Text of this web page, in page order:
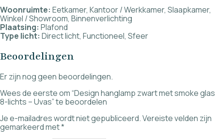
Woonruimte: Eetkamer, Kantoor / Werkkamer, Slaapkamer,
Winkel / Showroom, Binnenverlichting
Plaatsing: Plafond
Type licht: Direct licht, Functioneel, Sfeer
Beoordelingen
Er zijn nog geen beoordelingen.
Wees de eerste om “Design hanglamp zwart met smoke glas
8-lichts – Uvas” te beoordelen
Je e-mailadres wordt niet gepubliceerd.Vereiste velden zijn
gemarkeerd met*